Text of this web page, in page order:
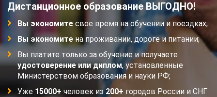
Дистанционное образование ВЫГОДНО!
Вы экономите свое время на обучении и поездках;
Вы экономите на проживании, дороге и питании;
Вы платите только за обучение и получаете
удостоверение или диплом, установленные
Министерством образования и науки РФ;
Уже 15000+ человек из200+ городов России и СНГ